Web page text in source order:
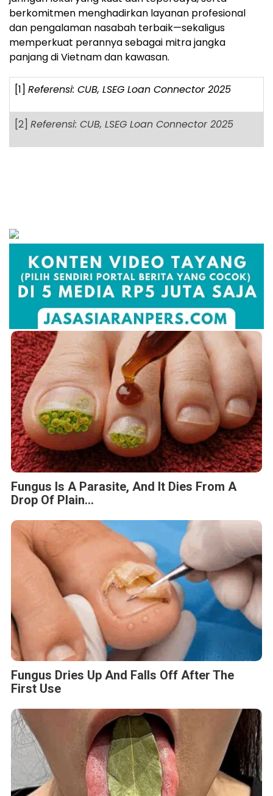
berkomitmen menghadirkan layanan profesional
dan pengalaman nasabah terbaik—sekaligus
memperkuat perannya sebagai mitra jangka
panjang di Vietnam dan kawasan.
[1] Referensi: CUB, LSEG Loan Connector 2025
[2] Referensi: CUB, LSEG Loan Connector 2025
Fungus Is A Parasite, And It Dies From A
Drop Of Plain...
Fungus Dries Up And Falls Off After The
First Use